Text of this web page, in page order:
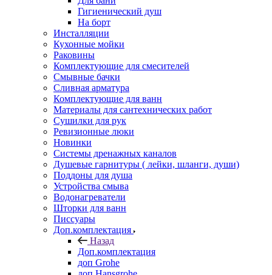
Гигиенический душ
На борт
Инсталляции
Кухонные мойки
Раковины
Комплектующие для смесителей
Смывные бачки
Сливная арматура
Комплектующие для ванн
Материалы для сантехнических работ
Сушилки для рук
Ревизионные люки
Новинки
Системы дренажных каналов
Душевые гарнитуры ( лейки, шланги, души)
Поддоны для душа
Устройства смыва
Водонагреватели
Шторки для ванн
Писсуары
Доп.комплектация
Назад
Доп.комплектация
доп Grohe